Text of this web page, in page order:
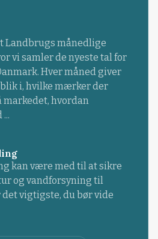
Landbrugs månedlige
vi samler de nyeste tal for
Hver måned giver
i, hvilke mærker der
markedet, hvordan
kan være med til at sikre
og vandforsyning til
vigtigste, du bør vide